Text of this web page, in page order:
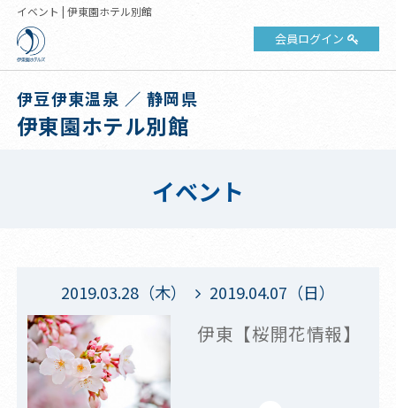
イベント | 伊東園ホテル別館
会員ログイン
伊豆伊東温泉 ／ 静岡県
伊東園ホテル別館
イベント
2019.03.28（木） 2019.04.07（日）
伊東【桜開花情報】